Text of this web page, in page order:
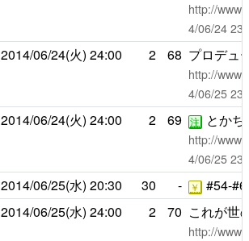
http://
4/06/24
2014/06/24(火) 24:00 2 68 プロデュ
http://
4/06/25
2014/06/24(火) 24:00 2 69 注 とか
http://
4/06/25
2014/06/25(水) 20:30 30 - ￥
#54-
2014/06/25(水) 24:00 2 70 これが世
http://